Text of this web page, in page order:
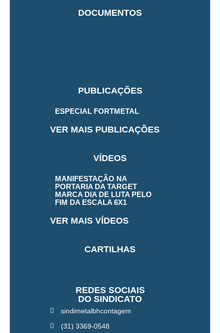
DOCUMENTOS
PUBLICAÇÕES
ESPECIAL FORTMETAL
VER MAIS PUBLICAÇÕES
VÍDEOS
MANIFESTAÇÃO NA
PORTARIA DA TARGET
MARCA DIA DE LUTA PELO
FIM DA ESCALA 6X1
VER MAIS VÍDEOS
CARTILHAS
REDES SOCIAIS
DO SINDICATO
sindimetalbhcontagem
(31) 3369-0548